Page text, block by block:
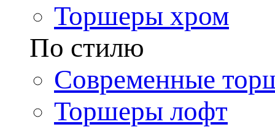
Торшеры хром
По стилю
Современные
Торшеры лофт